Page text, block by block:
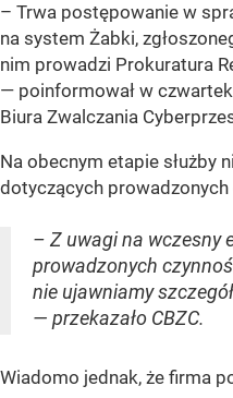
– Trwa postępowanie w
na system Żabki,
nim prowadzi Prokuratura
— poinformował w
Biura Zwalczania
Na obecnym etapie służby
dotyczących prowadzonych
– Z uwagi na wczesny
prowadzonych
nie ujawniamy
— przekazało CBZC.
Wiadomo jednak, że firma